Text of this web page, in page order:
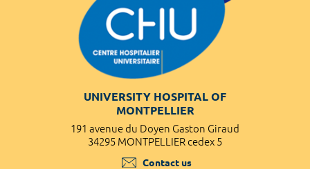
UNIVERSITY HOSPITAL OF
MONTPELLIER
191 avenue du Doyen Gaston Giraud
34295 MONTPELLIER cedex 5
Contact us